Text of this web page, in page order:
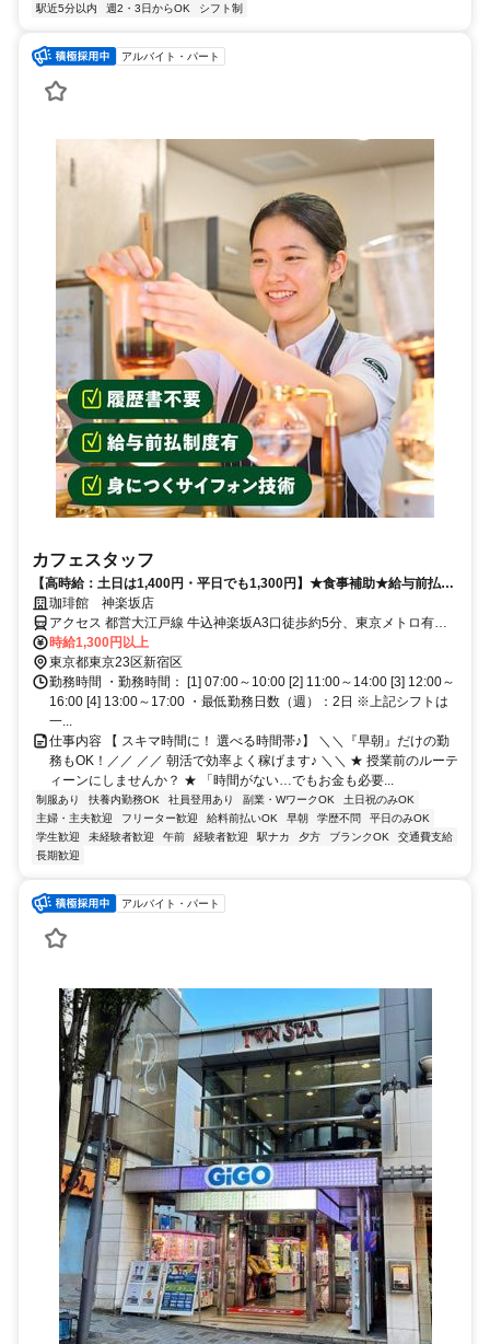
駅近5分以内
週2・3日からOK シフト制
アルバイト・パート
カフェスタッフ
【高時給：土日は1,400円・平日でも1,300円】★食事補助★給与前払制
度！履歴書不要！髪色自由！
珈琲館 神楽坂店
アクセス 都営大江戸線 牛込神楽坂A3口徒歩約5分、東京メトロ有楽
町線 飯田橋B3口徒歩約9分
時給1,300円以上
東京都東京23区新宿区
勤務時間 ・勤務時間： [1] 07:00～10:00 [2] 11:00～14:00 [3] 12:00～
16:00 [4] 13:00～17:00 ・最低勤務日数（週）：2日 ※上記シフトは
一...
仕事内容 【 スキマ時間に！ 選べる時間帯♪】 ＼＼『早朝』だけの勤
務もOK！／／ ／／ 朝活で効率よく稼げます♪ ＼＼ ★ 授業前のルーテ
ィーンにしませんか？ ★ 「時間がない…でもお金も必要...
制服あり 扶養内勤務OK 社員登用あり 副業・WワークOK
土日祝のみOK
主婦・主夫歓迎
フリーター歓迎 給料前払いOK 早朝 学歴不問
平日のみOK
学生歓迎
未経験者歓迎 午前 経験者歓迎 駅ナカ 夕方 ブランクOK
交通費支給
長期歓迎
アルバイト・パート